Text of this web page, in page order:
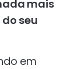
mais
seu
em